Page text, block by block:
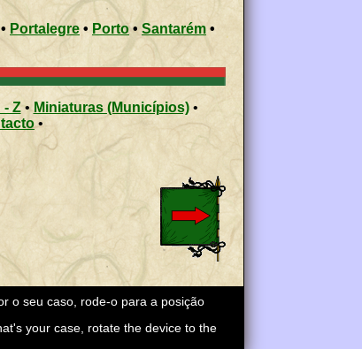
• Portalegre • Porto• Santarém•
- Z•Miniaturas (Municípios)•
•
o seu caso, rode-o para a posição
your case, rotate the device to the